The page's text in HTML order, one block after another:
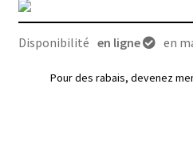
Disponibilité en ligne en
Pour des rabais, devenez